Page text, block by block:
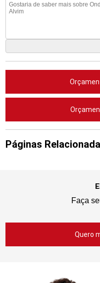
Páginas
Faça
Quero